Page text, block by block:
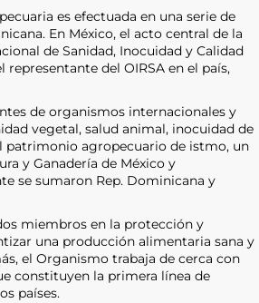
es efectuada en una serie de
En México, el acto central de la
de Sanidad, Inocuidad y Calidad
representante del OIRSA en el país,
de organismos internacionales y
vegetal, salud animal, inocuidad de
patrimonio agropecuario de istmo, un
y Ganadería de México y
se sumaron Rep. Dominicana y
miembros en la protección y
una producción alimentaria sana y
el Organismo trabaja de cerca con
constituyen la primera línea de
países.